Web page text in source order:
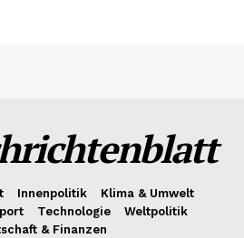
Innenpolitik
Klima & Umwelt
Technologie
Weltpolitik
& Finanzen